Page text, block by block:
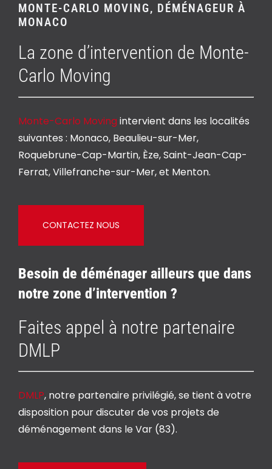
MONTE-CARLO MOVING, DÉMÉNAGEUR À
MONACO
La zone d’intervention de Monte-
Carlo Moving
Monte-Carlo Moving intervient dans les localités
suivantes : Monaco,Beaulieu-sur-Mer,
Roquebrune-Cap-Martin, Èze, Saint-Jean-Cap-
Ferrat, Villefranche-sur-Mer, et Menton.
CONTACTEZ NOUS
Besoin de déménager ailleurs que dans
notre zone d’intervention ?
Faites appel à notre partenaire
DMLP
DMLP, notre partenaire privilégié, se tient à votre
disposition pour discuter de vos projets de
déménagement dans le Var (83).